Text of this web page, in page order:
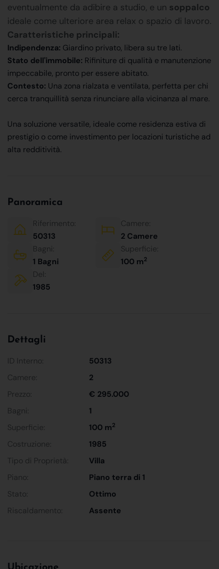
eventualmente da adibire a studio, e un soppalco
ideale come ulteriore area relax o spazio di lavoro.
Caratteristiche principali:
Indipendenza: Giardino privato, libera su tre lati.
Stato dell'immobile: Rifiniture di qualità e manutenzione
impeccabile, pronto per essere abitato.
Contesto: Una zona rialzata e ventilata, perfetta per chi
cerca tranquillità senza rinunciare alla vicinanza al mare.
Una soluzione versatile, ideale come residenza estiva di
prestigio o come investimento per locazioni turistiche ad
alta redditività.
Panoramica
Riferimento:
50313
Camere:
2 Camere
Bagni:
1 Bagni
Superficie:
100 m2
Del:
1985
Dettagli
ID Interno:
50313
Camere:
2
Prezzo:
€ 295.000
Bagni:
1
Superficie:
100 m2
Costruzione:
1985
Tipo di Proprietà:
Villa
Piano:
Piano terra di 1
Stato:
Ottimo
Riscaldamento:
Assente